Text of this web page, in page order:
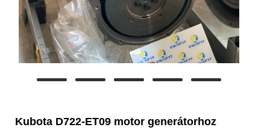
Kubota D722-ET09 motor generátorhoz